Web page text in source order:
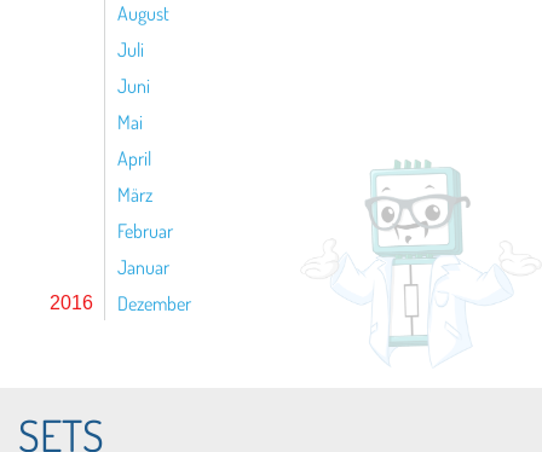
August
Juli
Juni
Mai
April
März
Februar
Januar
2016 Dezember
SETS